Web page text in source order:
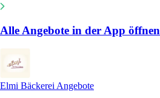
Alle Angebote in der App öffnen
Elmi Bäckerei Angebote